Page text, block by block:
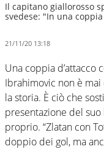
Il capitano giallorosso
svedese: "In una
21/11/20 13:18
Una coppia d’attacco
Ibrahimovic non è
la storia. È ciò che
presentazione del suo
proprio.​ “Zlatan con
doppio dei gol, ma